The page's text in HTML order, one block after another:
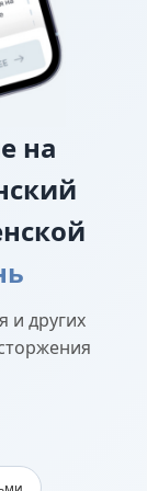
на
и других